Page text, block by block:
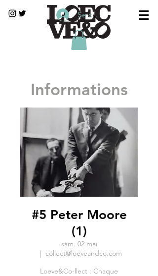
Se connecter
Informations
#5 Peter Moore
(1)
sam. 02 mai
  |
collect@loeveandco.com
Loeve&Co-llect : Chaque